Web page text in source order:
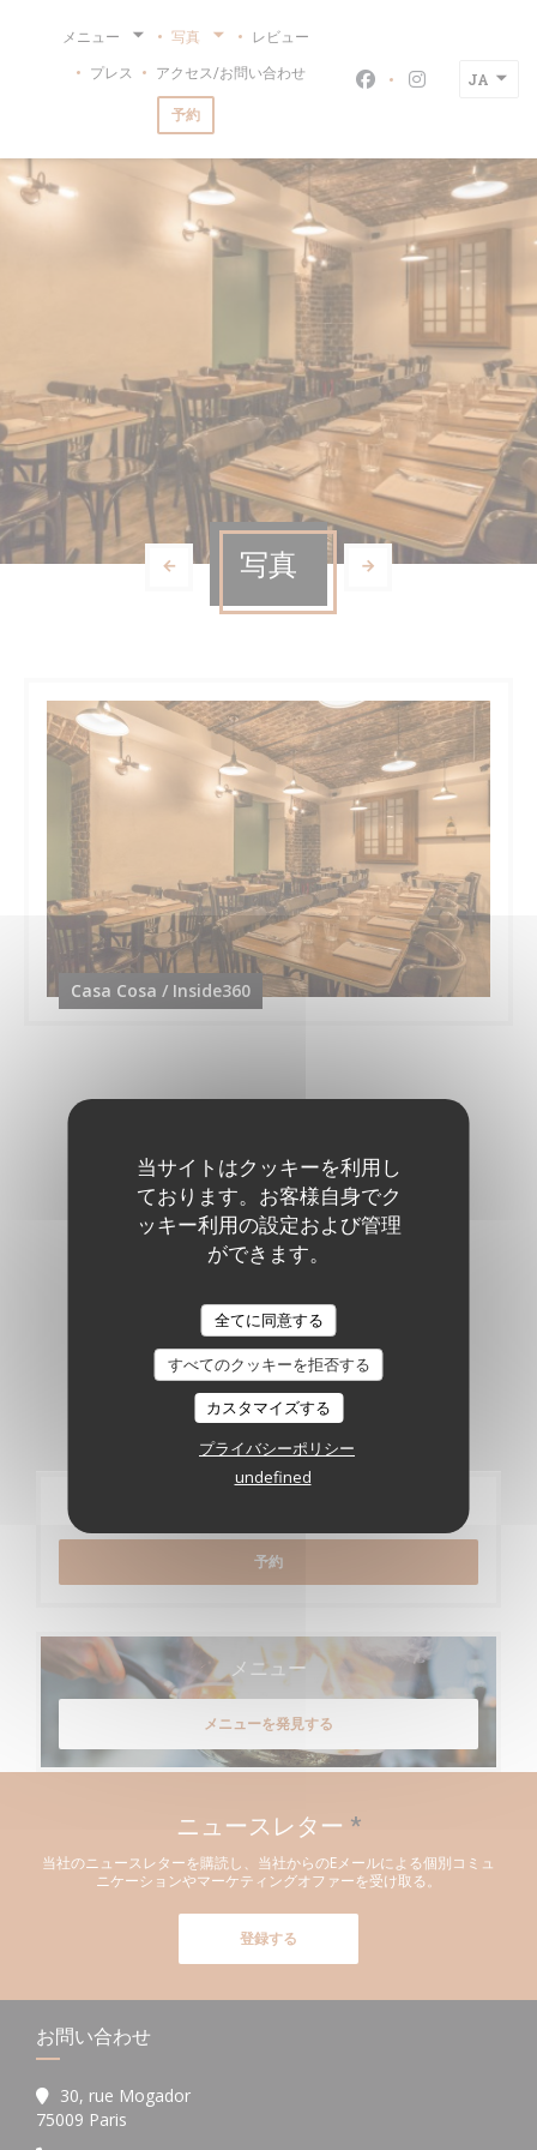
当サイトはクッキーを利用し
ております。お客様自身でク
ッキー利用の設定および管理
ができます。
全てに同意する
すべてのクッキーを拒否する
カスタマイズする
プライバシーポリシー
undefined
メニュー 写真
レビュー
プレス
アクセス/お問い合わせ
予約
Facebook ((新しい
Instagram ((
JA
写真
Casa Cosa / Inside360
予約
メニュー
メニューを発見する
ニュースレター *
当社のニュースレターを購読し、当社からのEメールによる個別コミュ
ニケーションやマーケティングオファーを受け取る。
登録する
お問い合わせ
30, rue Mogador
75009 Paris